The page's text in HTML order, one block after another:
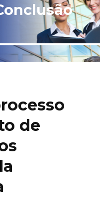
de